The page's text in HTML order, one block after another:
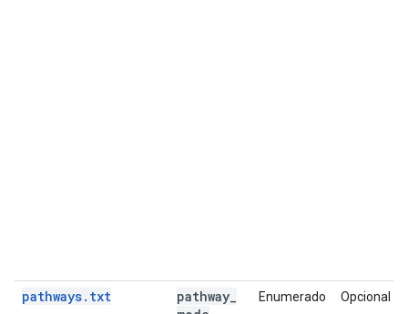
pathways.txt pathway Enumerado Opcional